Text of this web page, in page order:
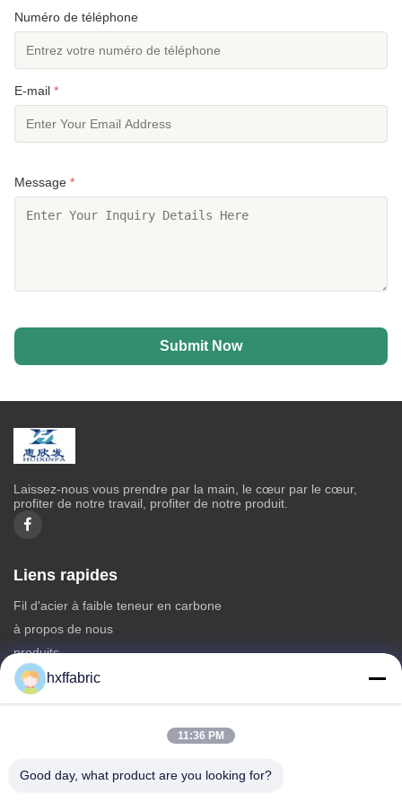
Numéro de téléphone
E-mail *
Message *
Submit Now
Laissez-nous vous prendre par la main, le cœur par le cœur,
profiter de notre travail, profiter de notre produit.
Liens rapides
Fil d'acier à faible teneur en carbone
à propos de nous
produits
Contactez-nous
Tissu en néoprène SBR
hxffabric
11:36 PM
Good day, what product are you looking for?